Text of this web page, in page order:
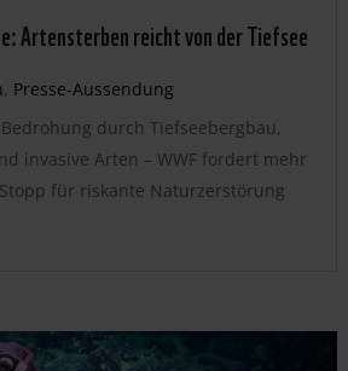
Artensterben reicht von der Tiefsee
, Presse-Aussendung
durch Tiefseebergbau,
invasive Arten – WWF fordert mehr
für riskante Naturzerstörung